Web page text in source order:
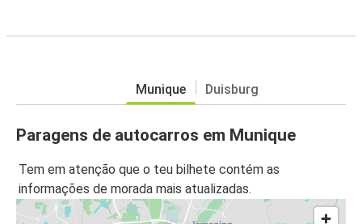
Munique Duisburg
Paragens de autocarros em Munique
Tem em atenção que o teu bilhete contém as
informações de morada mais atualizadas.